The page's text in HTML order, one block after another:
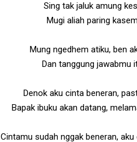
Sing tak jaluk amung
Mugi aliah paring
Mung ngedhem atiku, ben
Dan tanggung jawabmu
Denok aku cinta beneran,
Bapak ibuku akan datang,
Cintamu sudah nggak beneran,